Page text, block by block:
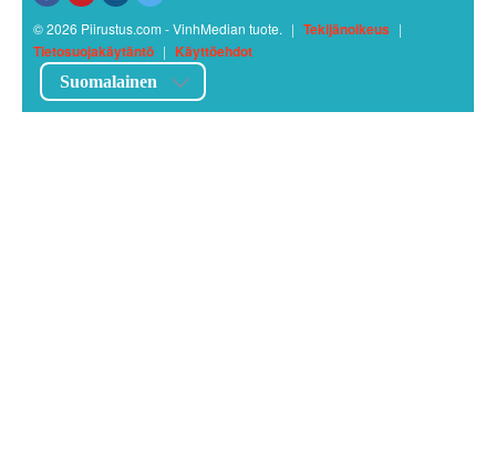
© 2026 Piirustus.com - VinhMedian tuote. | Tekijänoikeus |
Tietosuojakäytäntö | Käyttöehdot
Suomalainen